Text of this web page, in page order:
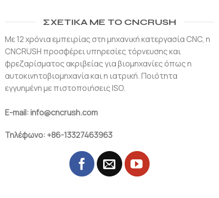
ΣΧΕΤΙΚΆ ΜΕ ΤΟ CNCRUSH
Με 12 χρόνια εμπειρίας στη μηχανική κατεργασία CNC, η
CNCRUSH προσφέρει υπηρεσίες τόρνευσης και
φρεζαρίσματος ακριβείας για βιομηχανίες όπως η
αυτοκινητοβιομηχανία και η ιατρική. Ποιότητα
εγγυημένη με πιστοποιήσεις ISO.
E-mail: info@cncrush.com
Τηλέφωνο: +86-13327463963